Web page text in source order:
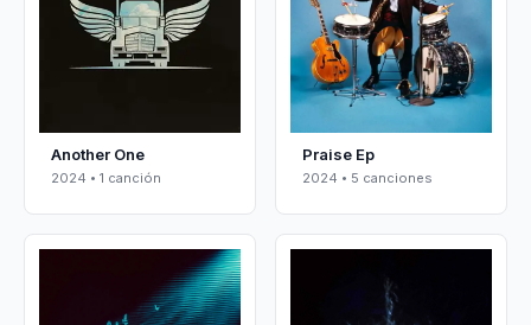
Another One
2024 • 1 canción
Praise Ep
2024 • 5 canciones